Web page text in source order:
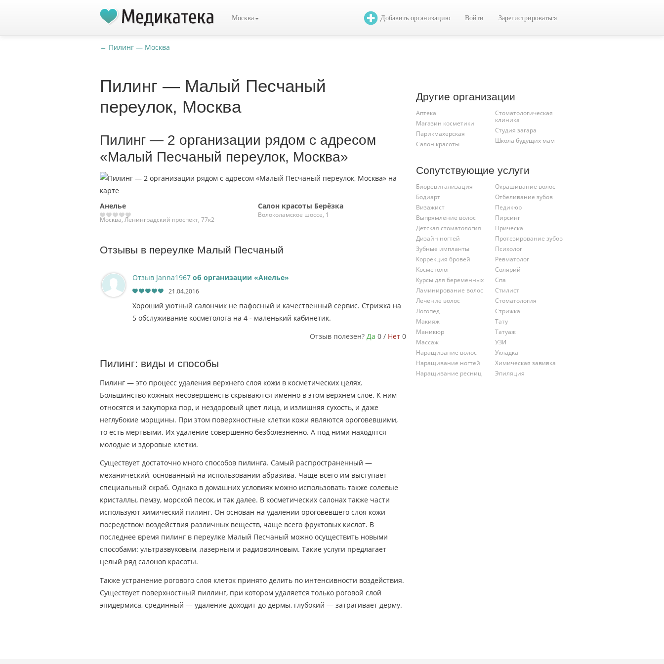
Москва Добавить организацию Войти Зарегистрироваться
← Пилинг — Москва
Пилинг — Малый Песчаный
переулок, Москва
Пилинг — 2 организации рядом с адресом
«Малый Песчаный переулок, Москва»
Анелье
Москва, Ленинградский проспект, 77к2
Салон красоты Берёзка
Волоколамское шоссе, 1
Отзывы в переулке Малый Песчаный
Отзыв Janna1967 об организации «Анелье»
21.04.2016
Хороший уютный салончик не пафосный и качественный сервис. Стрижка на
5 обслуживание косметолога на 4 - маленький кабинетик.
Отзыв полезен? Да 0 / Нет 0
Пилинг: виды и способы
Пилинг — это процесс удаления верхнего слоя кожи в косметических целях.
Большинство кожных несовершенств скрываются именно в этом верхнем слое. К ним
относятся и закупорка пор, и нездоровый цвет лица, и излишняя сухость, и даже
неглубокие морщины. При этом поверхностные клетки кожи являются ороговевшими,
то есть мертвыми. Их удаление совершенно безболезненно. А под ними находятся
молодые и здоровые клетки.
Существует достаточно много способов пилинга. Самый распространенный —
механический, основанный на использовании абразива. Чаще всего им выступает
специальный скраб. Однако в домашних условиях можно использовать также солевые
кристаллы, пемзу, морской песок, и так далее. В косметических салонах также части
используют химический пилинг. Он основан на удалении ороговевшего слоя кожи
посредством воздействия различных веществ, чаще всего фруктовых кислот. В
последнее время пилинг в переулке Малый Песчаный можно осуществить новыми
способами: ультразвуковым, лазерным и радиоволновым. Такие услуги предлагает
целый ряд салонов красоты.
Также устранение рогового слоя клеток принято делить по интенсивности воздействия.
Существует поверхностный пиллинг, при котором удаляется только роговой слой
эпидермиса, срединный — удаление доходит до дермы, глубокий — затрагивает дерму.
Другие организации
Аптека
Магазин косметики
Парикмахерская
Салон красоты
Стоматологическая
клиника
Студия загара
Школа будущих мам
Сопутствующие услуги
Биоревитализация
Бодиарт
Визажист
Выпрямление волос
Детская стоматология
Дизайн ногтей
Зубные импланты
Коррекция бровей
Косметолог
Курсы для беременных
Ламинирование волос
Лечение волос
Логопед
Макияж
Маникюр
Массаж
Наращивание волос
Наращивание ногтей
Наращивание ресниц
Окрашивание волос
Отбеливание зубов
Педикюр
Пирсинг
Прическа
Протезирование зубов
Психолог
Ревматолог
Солярий
Спа
Стилист
Стоматология
Стрижка
Тату
Татуаж
УЗИ
Укладка
Химическая завивка
Эпиляция